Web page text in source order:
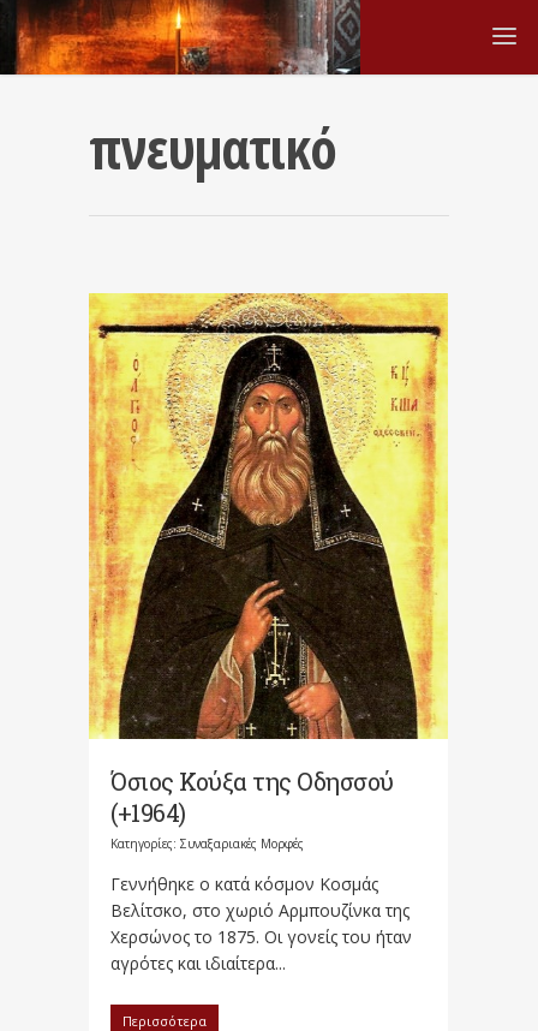
πνευματικό
Όσιος Κούξα της Οδησσού
(+1964)
Κατηγορίες: Συναξαριακές Μορφές
Γεννήθηκε ο κατά κόσμον Κοσμάς
Βελίτσκο, στο χωριό Αρμπουζίνκα της
Χερσώνος το 1875. Οι γονείς του ήταν
αγρότες και ιδιαίτερα...
Περισσότερα